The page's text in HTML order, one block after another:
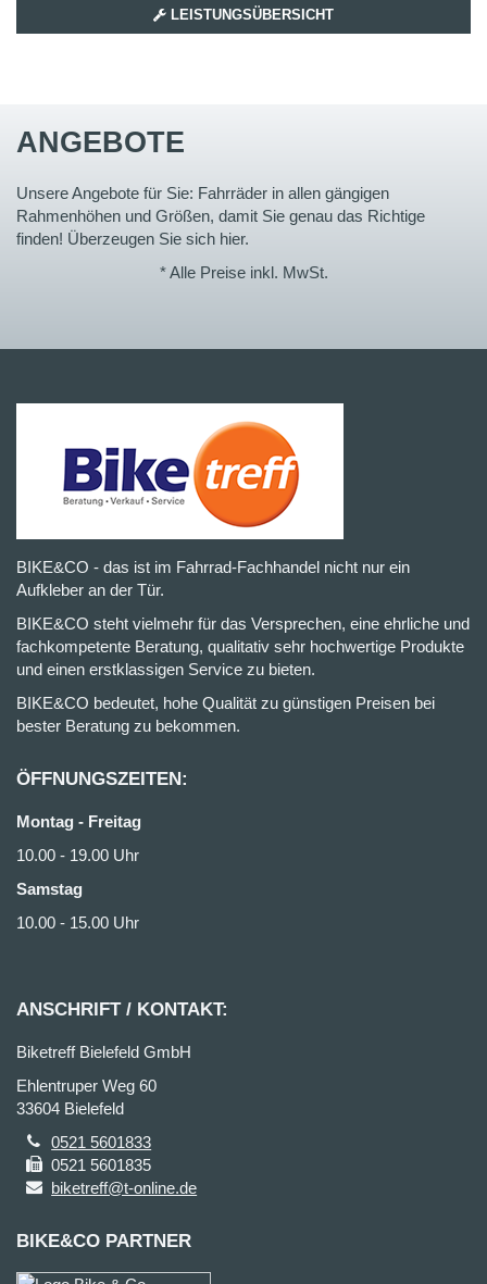
LEISTUNGSÜBERSICHT
ANGEBOTE
Unsere Angebote für Sie: Fahrräder in allen gängigen
Rahmenhöhen und Größen, damit Sie genau das Richtige
finden! Überzeugen Sie sich hier.
* Alle Preise inkl. MwSt.
BIKE&CO - das ist im Fahrrad-Fachhandel nicht nur ein
Aufkleber an der Tür.
BIKE&CO steht vielmehr für das Versprechen, eine ehrliche und
fachkompetente Beratung, qualitativ sehr hochwertige Produkte
und einen erstklassigen Service zu bieten.
BIKE&CO bedeutet, hohe Qualität zu günstigen Preisen bei
bester Beratung zu bekommen.
ÖFFNUNGSZEITEN:
Montag - Freitag
10.00 - 19.00 Uhr
Samstag
10.00 - 15.00 Uhr
ANSCHRIFT / KONTAKT:
Biketreff Bielefeld GmbH
Ehlentruper Weg 60
33604 Bielefeld
0521 5601833
0521 5601835
biketreff@t-online.de
BIKE&CO PARTNER